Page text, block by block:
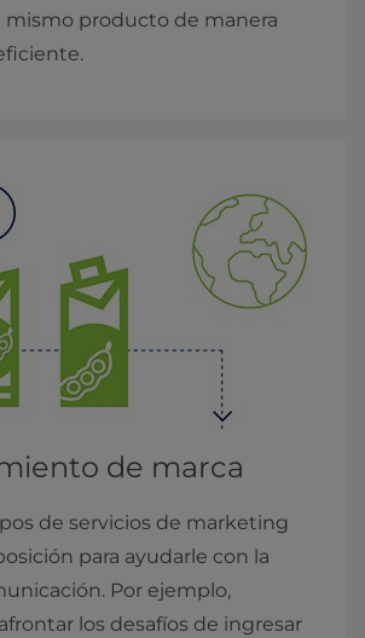
mismo producto de manera
de marca
de servicios de marketing
para ayudarle con la
Por ejemplo,
los desafíos de ingresar